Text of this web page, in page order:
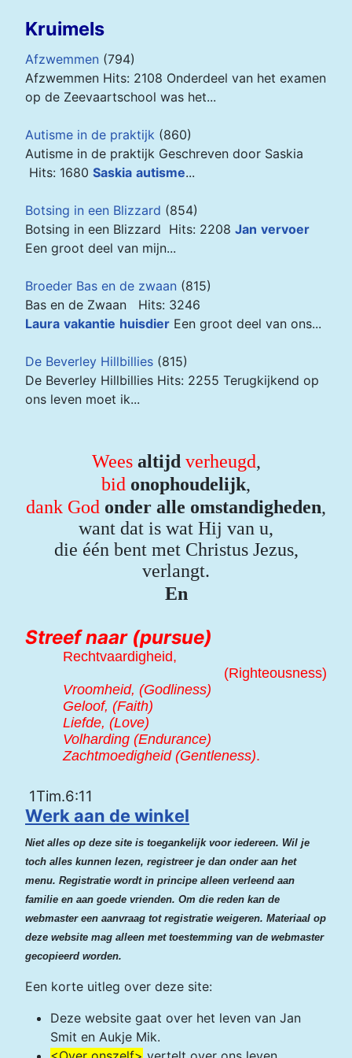
Wees altijd verheugd,
bid onophoudelijk,
dank God onder alle omstandigheden,
want dat is wat Hij van u,
die één bent met Christus Jezus,
verlangt.
En
Streef naar (pursue)
Rechtvaardigheid,
(Righteousness)
Vroomheid, (Godliness)
Geloof, (Faith)
Liefde, (Love)
Volharding (Endurance)
Zachtmoedigheid (Gentleness).
1Tim.6:11
Werk aan de winkel
Niet alles op deze site is toegankelijk voor iedereen. Wil je
toch alles kunnen lezen, registreer je dan onder aan het
menu. Registratie wordt in principe alleen verleend aan
familie en aan goede vrienden. Om die reden kan de
webmaster een aanvraag tot registratie weigeren. Materiaal op
deze website mag alleen met toestemming van de webmaster
gecopieerd worden.
Een korte uitleg over deze site:
Deze website gaat over het leven van Jan
Smit en Aukje Mik.
Kruimels
Afzwemmen (794)
Afzwemmen Hits: 2108 Onderdeel van het examen
op de Zeevaartschool was het...
Autisme in de praktijk (860)
Autisme in de praktijk Geschreven door Saskia
Hits: 1680 Saskia autisme...
Botsing in een Blizzard (854)
Botsing in een Blizzard Hits: 2208 Jan vervoer
Een groot deel van mijn...
Broeder Bas en de zwaan (815)
Bas en de Zwaan
Hits: 3246
Laura vakantie huisdier Een groot deel van ons...
De Beverley Hillbillies (815)
De Beverley Hillbillies Hits: 2255 Terugkijkend op
ons leven moet ik...